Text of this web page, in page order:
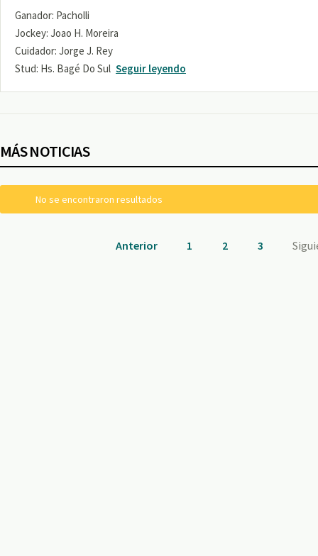
Ganador: Pacholli
Jockey: Joao H. Moreira
Cuidador: Jorge J. Rey
Stud: Hs. Bagé Do Sul Seguir leyendo
MÁS NOTICIAS
No se encontraron resultados
Anterior 1 2 3